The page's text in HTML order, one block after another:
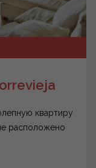
квартиру
расположено